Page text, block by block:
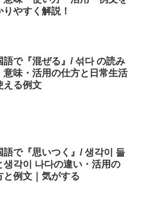
りやすく解説！
語で『混ぜる』/ 섞다 の読み
意味・活用の仕方と日常生活
える例文
語で『思いつく』/ 생각이 들
생각이 나다の違い・活用の
と例文｜気がする